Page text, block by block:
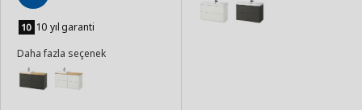
Ekle 10 yıl garanti
Daha fazla seçenek